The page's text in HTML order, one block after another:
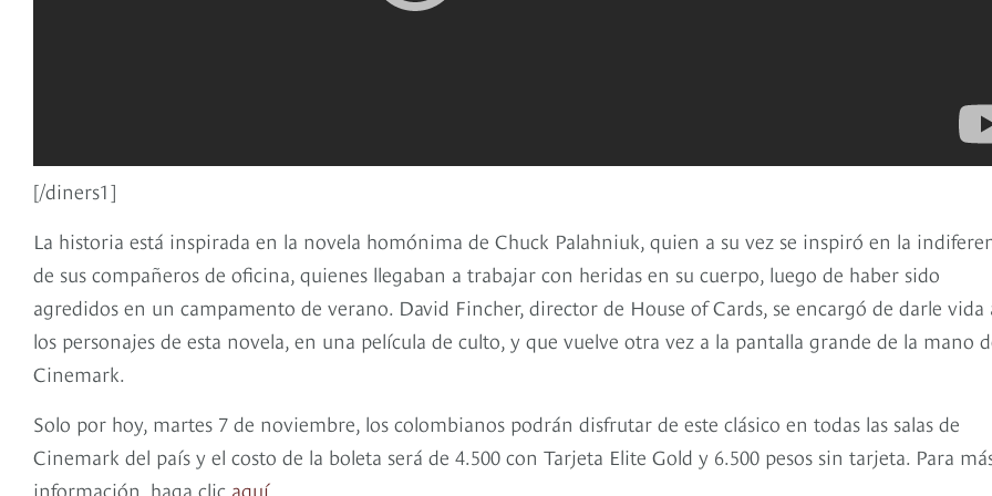
[/diners1]
La historia está inspirada en la novela homónima de Chuck Palahniuk, quien a su vez se inspiró en la
de sus compañeros de oficina, quienes llegaban a trabajar con heridas en su cuerpo, luego de haber sido
agredidos en un campamento de verano. David Fincher, director de House of Cards, se encargó de darle vida
los personajes de esta novela, en una película de culto, y que vuelve otra vez a la pantalla grande de la mano
Cinemark.
Solo por hoy, martes 7 de noviembre, los colombianos podrán disfrutar de este clásico en todas las salas de
Cinemark del país y el costo de la boleta será de 4.500 con Tarjeta Elite Gold y 6.500 pesos sin tarjeta. Para
información, haga clic aquí.